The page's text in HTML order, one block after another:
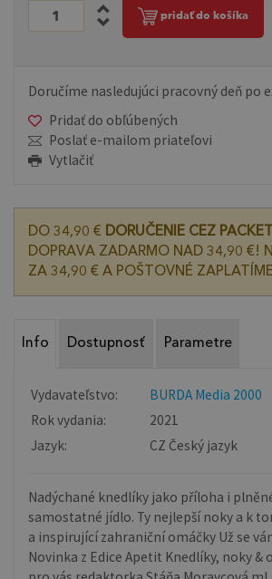
pridať do košíka
Doručíme nasledujúci pracovný deň po
Pridať do obľúbených
Poslať e-mailom priateľovi
Vytlačiť
DO 34,90 € DORUČENIE CEZ
DOPRAVA ZADARMO NAD 34,90 €!
ZA 34,90 € A POŠTOVNÉ
Info Dostupnosť Parametre
Vydavateľstvo:
BURDA Media 2000
Rok vydania:
2021
Jazyk:
CZ Český jazyk
Nadýchané knedlíky jako příloha i
samostatné jídlo. Ty nejlepší noky a k
a inspirující zahraniční omáčky Už se
Novinka z Edice Apetit Knedlíky, noky &